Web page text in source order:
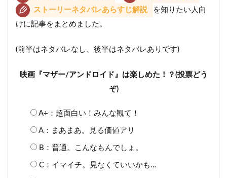
ストーリーネタバレあらすじ解説
を知りたい人向
けに記事をまとめました。
(前半はネタバレなし、後半はネタバレありです)
映画『マザー/アンドロイド』は楽しめた！？(投票どう
ぞ)
A+：超面白い！みんな観て！
A：まあまあ。見る価値アリ
B：普通。こんなもんでしょ。
C：イマイチ。見なくていいかも…